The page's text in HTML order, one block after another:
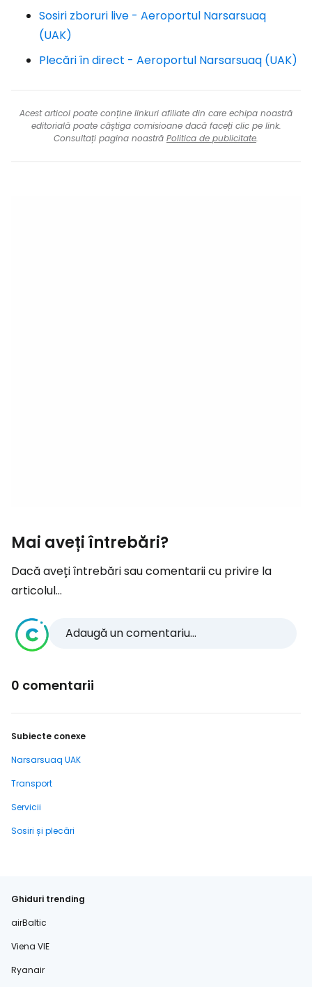
Sosiri zboruri live - Aeroportul Narsarsuaq
(UAK)
Plecări în direct - Aeroportul Narsarsuaq (UAK)
Acest articol poate conține linkuri afiliate din care echipa noastră
editorială poate câștiga comisioane dacă faceți clic pe link.
Consultați pagina noastră Politica de publicitate.
Mai aveți întrebări?
Dacă aveți întrebări sau comentarii cu privire la
articolul...
Adaugă un comentariu...
0 comentarii
Subiecte conexe
Narsarsuaq UAK
Transport
Servicii
Sosiri și plecări
Ghiduri trending
airBaltic
Viena VIE
Ryanair